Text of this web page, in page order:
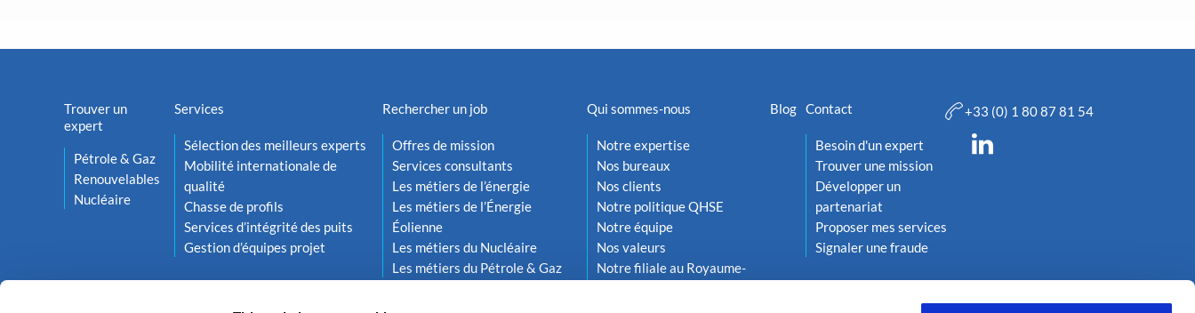
Trouver un
expert
Pétrole & Gaz
Renouvelables
Nucléaire
Services
Sélection des meilleurs experts
Mobilité internationale de
qualité
Chasse de profils
Services d’intégrité des puits
Gestion d’équipes projet
Rechercher un job
Offres de mission
Services consultants
Les métiers de l’énergie
Les métiers de l’Énergie
Éolienne
Les métiers du Nucléaire
Les métiers du Pétrole & Gaz
Qui sommes-nous
Notre expertise
Nos bureaux
Nos clients
Notre politique QHSE
Notre équipe
Nos valeurs
Notre filiale au Royaume-
Blog Contact
Besoin d'un expert
Trouver une mission
Développer un
partenariat
Proposer mes services
Signaler une fraude
+33 (0) 1 80 87 81 54